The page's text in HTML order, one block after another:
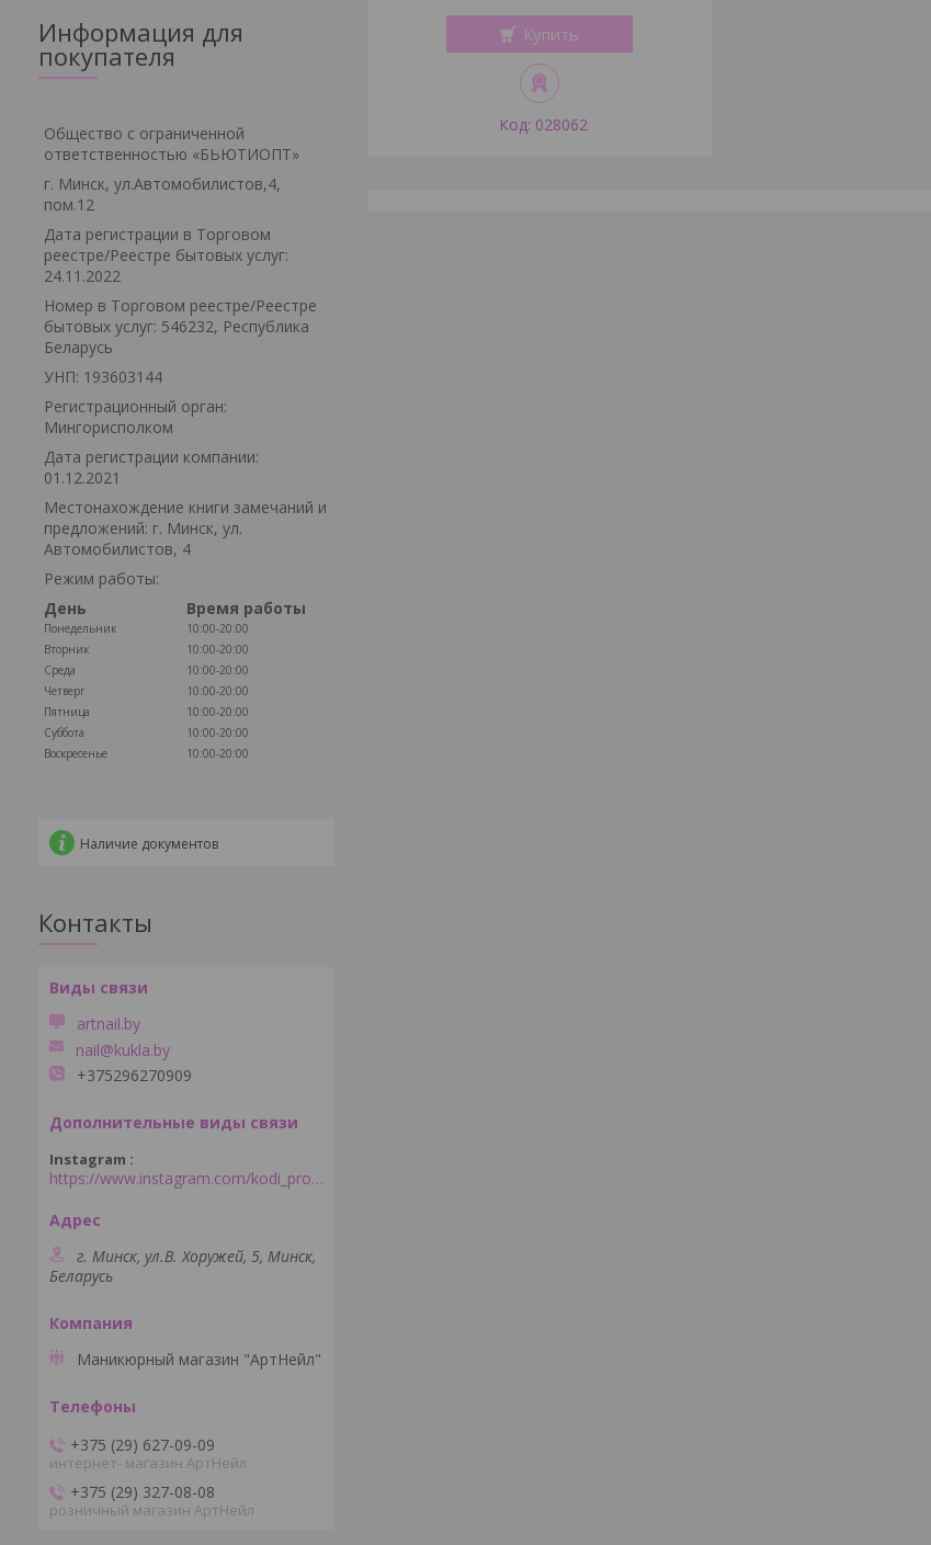
Купить
028062
Информация для
покупателя
Общество с ограниченной
ответственностью «БЬЮТИОПТ»
г. Минск, ул.Автомобилистов,4,
пом.12
Дата регистрации в Торговом
реестре/Реестре бытовых услуг:
24.11.2022
Номер в Торговом реестре/Реестре
бытовых услуг: 546232, Республика
Беларусь
УНП: 193603144
Регистрационный орган:
Мингорисполком
Дата регистрации компании:
01.12.2021
Местонахождение книги замечаний и
предложений: г. Минск, ул.
Автомобилистов, 4
Режим работы:
День
Время работы
Понедельник
10:00-20:00
Вторник
10:00-20:00
Среда
10:00-20:00
Четверг
10:00-20:00
Пятница
10:00-20:00
Суббота
10:00-20:00
Воскресенье
10:00-20:00
Наличие документов
Контакты
artnail.by
nail@kukla.by
+375296270909
Instagram
https://www.instagram.com/kodi_professional_minsk/
г. Минск, ул.В. Хоружей, 5, Минск,
Беларусь
Маникюрный магазин "АртНейл"
+375 (29) 627-09-09
интернет- магазин АртНейл
+375 (29) 327-08-08
розничный магазин АртНейл